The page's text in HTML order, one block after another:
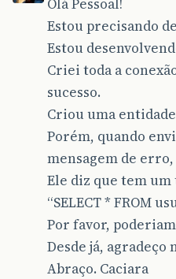
Olá Pessoal!
Estou precisando
Estou
Criei toda a
sucesso.
Criou uma
Porém, quando
mensagem de
Ele diz que tem
“SELECT * FROM
Por favor,
Desde já, agradeço
Abraço. Caciara